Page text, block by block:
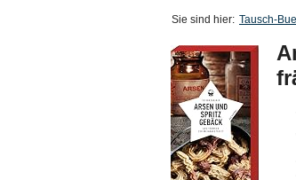
Sie sind hier: Tausch-